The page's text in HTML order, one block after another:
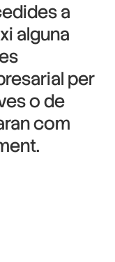
a
alguna
per
o de
com